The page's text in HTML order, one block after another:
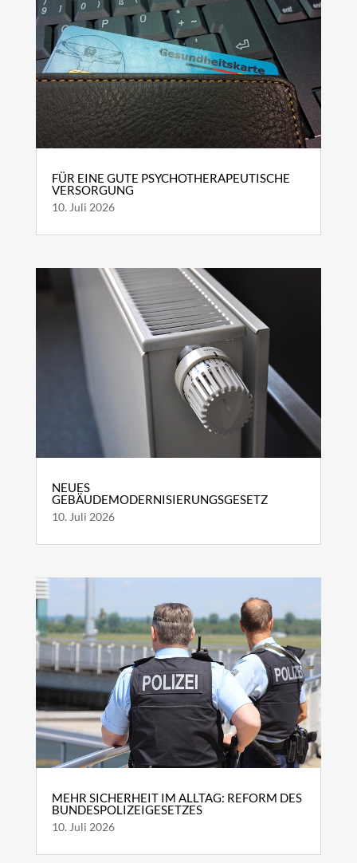
FÜR EINE GUTE PSYCHOTHERAPEUTISCHE
VERSORGUNG
10. Juli 2026
NEUES
GEBÄUDEMODERNISIERUNGSGESETZ
10. Juli 2026
MEHR SICHERHEIT IM ALLTAG: REFORM DES
BUNDESPOLIZEIGESETZES
10. Juli 2026